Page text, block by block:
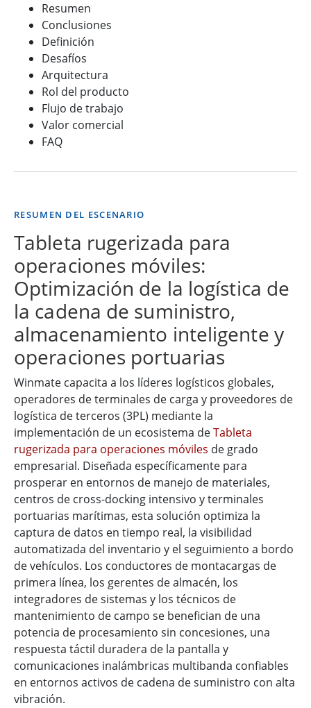
Resumen
Conclusiones
Definición
Desafíos
Arquitectura
Rol del producto
Flujo de trabajo
Valor comercial
FAQ
RESUMEN DEL ESCENARIO
Tableta rugerizada para
operaciones móviles:
Optimización de la logística de
la cadena de suministro,
almacenamiento inteligente y
operaciones portuarias
Winmate capacita a los líderes logísticos globales,
operadores de terminales de carga y proveedores de
logística de terceros (3PL) mediante la
implementación de un ecosistema deTableta
rugerizada para operaciones móviles de grado
empresarial. Diseñada específicamente para
prosperar en entornos de manejo de materiales,
centros de cross-docking intensivo y terminales
portuarias marítimas, esta solución optimiza la
captura de datos en tiempo real, la visibilidad
automatizada del inventario y el seguimiento a bordo
de vehículos. Los conductores de montacargas de
primera línea, los gerentes de almacén, los
integradores de sistemas y los técnicos de
mantenimiento de campo se benefician de una
potencia de procesamiento sin concesiones, una
respuesta táctil duradera de la pantalla y
comunicaciones inalámbricas multibanda confiables
en entornos activos de cadena de suministro con alta
vibración.